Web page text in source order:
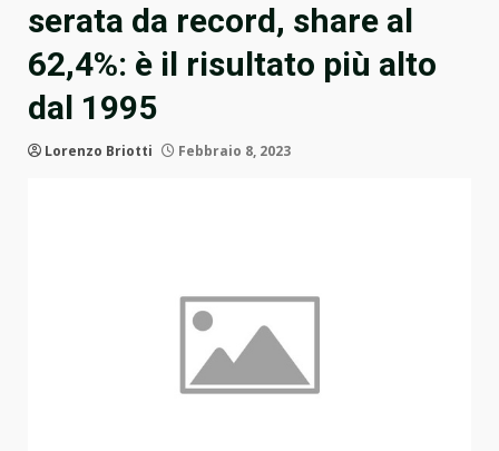
serata da record, share al
62,4%: è il risultato più alto
dal 1995
Lorenzo Briotti Febbraio 8, 2023